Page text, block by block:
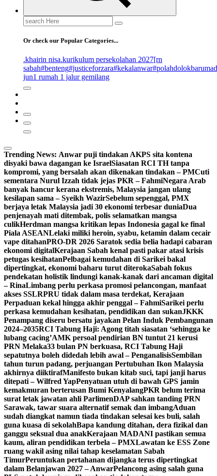
Search
for:
Or check our Popular Categories...
.khairin nisa.kurikulum persekolahan 2027[rn
sabah#benteng#justiceforzara#kekalanwar
jun1 rumah 1 jalur gemilang
Trending News: Anwar puji tindakan AKPS sita kontena
disyaki bawa dagangan ke IsraelSiasatan RCI TH tanpa
kompromi, yang bersalah akan dikenakan tindakan – PMCuti
sementara Nurul Izzah tidak jejas PKR – FahmiNegara Arab
banyak hancur kerana ekstremis, Malaysia jangan ulang
kesilapan sama – Syeikh WazirSebelum sepenggal, PMX
berjaya letak Malaysia jadi 30 ekonomi terbesar duniaDua
penjenayah mati ditembak, polis selamatkan mangsa
culikHerdman mangsa kritikan lepas Indonesia gagal ke final
Piala ASEANLelaki miliki heroin, syabu, ketamin dalam cecair
vape ditahanPRO-DR 2026 Saratok sedia belia hadapi cabaran
ekonomi digitalKerajaan Sabah kenal pasti pakar atasi krisis
petugas kesihatanPelbagai kemudahan di Sarikei bakal
dipertingkat, ekonomi baharu turut diterokaSabah fokus
pendekatan holistik lindungi kanak-kanak dari ancaman digital
– RinaLimbang perlu perkasa promosi pelancongan, manfaat
akses SSLRPRU tidak dalam masa terdekat, Kerajaan
Perpaduan kekal hingga akhir penggal – FahmiSarikei perlu
perkasa kemudahan kesihatan, pendidikan dan sukanJKKK
Penampang diseru bersatu jayakan Pelan Induk Pembangunan
2024–2035RCI Tabung Haji: Agong titah siasatan ‘sehingga ke
lubang cacing’AMK persoal pendirian BN tuntut 21 kerusi
PRN Melaka33 bulan PN berkuasa, RCI Tabung Haji
sepatutnya boleh didedah lebih awal – PenganalisisSembilan
tahun turun padang, perjuangan Pertubuhan Ikon Malaysia
akhirnya diiktirafManifesto bukan kitab suci, tapi janji harus
ditepati – Wilfred YapPenyatuan utuh di bawah GPS jamin
kemakmuran berterusan Bumi KenyalangPKR belum terima
surat letak jawatan ahli ParlimenDAP sahkan tanding PRN
Sarawak, tawar suara alternatif semak dan imbangAduan
sudah diangkat namun tiada tindakan selesai kes buli, salah
guna kuasa di sekolahBapa kandung ditahan, dera fizikal dan
ganggu seksual dua anakKerajaan MADANI pastikan semua
kaum, aliran pendidikan terbela – PMXLawatan ke ESS Zone
ruang wakil asing nilai tahap keselamatan Sabah
TimurPeruntukan pertahanan dijangka terus dipertingkat
dalam Belanjawan 2027 – AnwarPelancong asing salah guna